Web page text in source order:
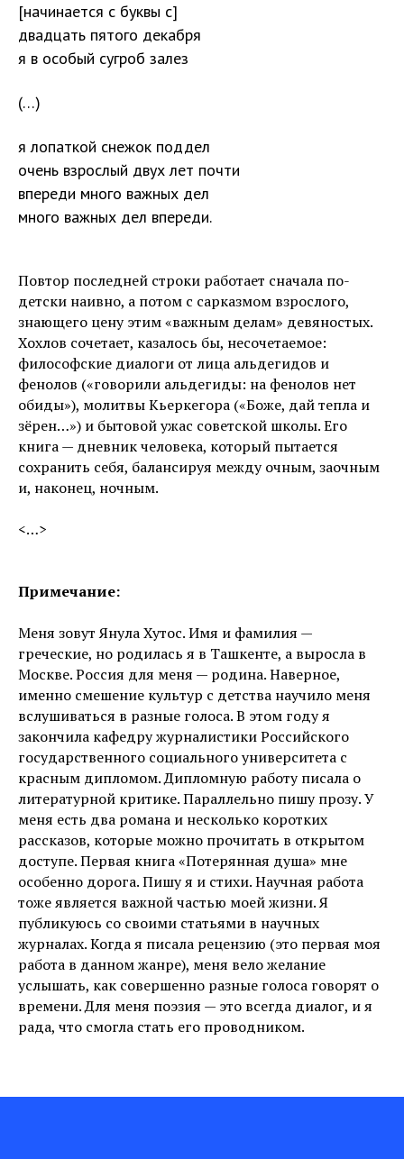
[начинается с буквы с]
двадцать пятого декабря
я в особый сугроб залез
(…)
я лопаткой снежок поддел
очень взрослый двух лет почти
впереди много важных дел
много важных дел впереди.
Повтор последней строки работает сначала по-
детски наивно, а потом с сарказмом взрослого,
знающего цену этим «важным делам» девяностых.
Хохлов сочетает, казалось бы, несочетаемое:
философские диалоги от лица альдегидов и
фенолов («говорили альдегиды: на фенолов нет
обиды»), молитвы Кьеркегора («Боже, дай тепла и
зёрен…») и бытовой ужас советской школы. Его
книга — дневник человека, который пытается
сохранить себя, балансируя между очным, заочным
и, наконец, ночным.
<…>
Примечание:
Меня зовут Янула Хутос. Имя и фамилия —
греческие, но родилась я в Ташкенте, а выросла в
Москве. Россия для меня — родина. Наверное,
именно смешение культур с детства научило меня
вслушиваться в разные голоса. В этом году я
закончила кафедру журналистики Российского
государственного социального университета с
красным дипломом. Дипломную работу писала о
литературной критике. Параллельно пишу прозу. У
меня есть два романа и несколько коротких
рассказов, которые можно прочитать в открытом
доступе. Первая книга «Потерянная душа» мне
особенно дорога. Пишу я и стихи. Научная работа
тоже является важной частью моей жизни. Я
публикуюсь со своими статьями в научных
журналах. Когда я писала рецензию (это первая моя
работа в данном жанре), меня вело желание
услышать, как совершенно разные голоса говорят о
времени. Для меня поэзия — это всегда диалог, и я
рада, что смогла стать его проводником.